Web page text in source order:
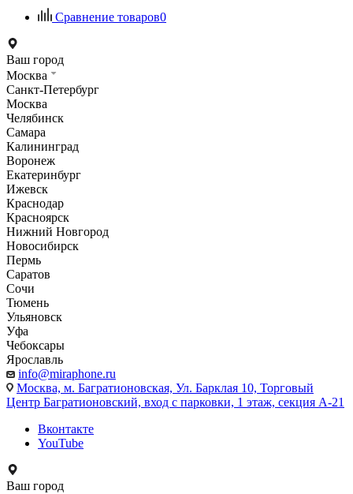
Сравнение товаров0
Ваш город
Москва
Санкт-Петербург
Москва
Челябинск
Самара
Калининград
Воронеж
Екатеринбург
Ижевск
Краснодар
Красноярск
Нижний Новгород
Новосибирск
Пермь
Саратов
Сочи
Тюмень
Ульяновск
Уфа
Чебоксары
Ярославль
info@miraphone.ru
Москва, м. Багратионовская, Ул. Барклая 10, Торговый
Центр Багратионовский, вход с парковки, 1 этаж, секция А-21
Вконтакте
YouTube
Ваш город